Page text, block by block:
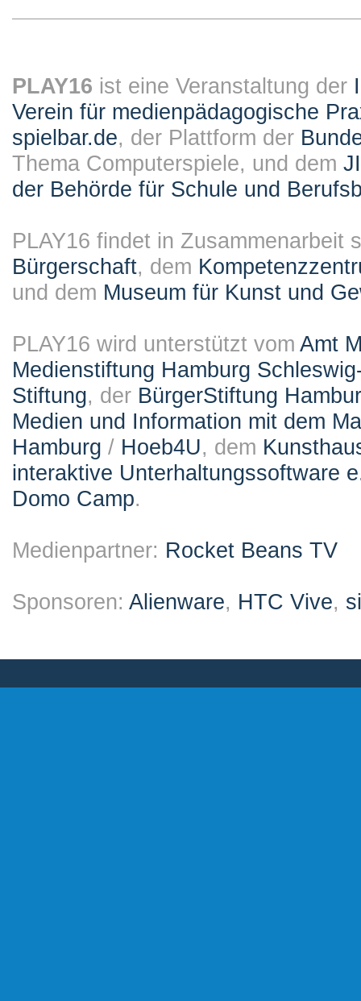
PLAY16 ist eine Veranstaltung der
Verein für medienpädagogische
spielbar.de, der Plattform der
Thema Computerspiele, und dem
der Behörde für Schule und
PLAY16 findet in Zusammenarbeit
Bürgerschaft, dem
und dem Museum für Kunst und
PLAY16 wird unterstützt vom Amt
Medienstiftung Hamburg
Stiftung, der BürgerStiftung
Medien und Information mit dem
Hamburg / Hoeb4U, dem
interaktive Unterhaltungssoftware
Domo Camp.
Medienpartner: Rocket Beans TV
Sponsoren: Alienware, HTC Vive,